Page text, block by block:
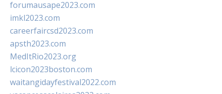
forumausape2023.com
imkl2023.com
careerfaircsd2023.com
apsth2023.com
MedItRio2023.org
lcicon2023boston.com
waitangidayfestival2022.com